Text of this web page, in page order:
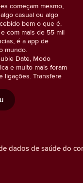
começam mesmo,
casual ou algo
bem o que é.
com mais de 55 mil
é a app de
mundo.
Date, Modo
e muito mais foram
ligações. Transfere
dados de saúde do